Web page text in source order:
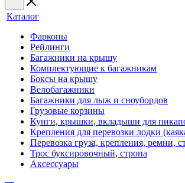
Каталог
Фаркопы
Рейлинги
Багажники на крышу
Комплектующие к багажникам
Боксы на крышу
Велобагажники
Багажники для лыж и сноубордов
Грузовые корзины
Кунги, крышки, вкладыши для
Крепления для перевозки лодки
Перевозка груза, крепления, ремни,
Трос буксировочный, стропа
Аксессуары